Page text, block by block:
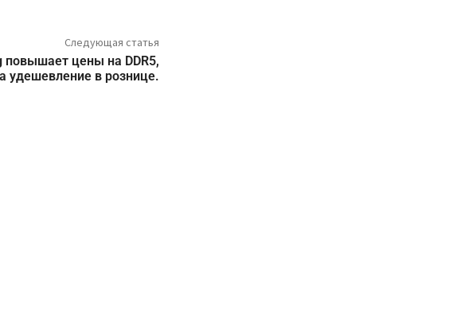
Следующая статья
повышает цены на DDR5,
удешевление в рознице.